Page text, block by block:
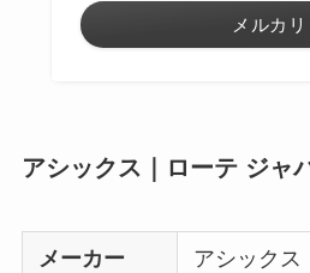
メルカリ
アシックス｜ローテ ジャ
メーカー アシックス